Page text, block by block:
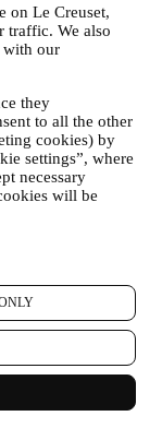
on Le Creuset,
traffic. We also
with our
they
to all the other
cookies) by
settings”, where
necessary
will be
innhold. Hvis du
får det ikke
betyr at vi ikke kan
for disse
som helst ved å
.
har om deg eller
som
.
be om å bli
for å motta
formålene og